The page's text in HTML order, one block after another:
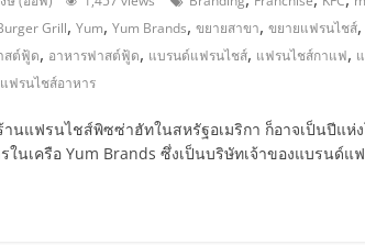
Grill, Yum, Yum Brands, ขยายสาขา, ขยายแฟรนไชส์,
สต์ฟู้ด, อาหารฟาสต์ฟู้ด, แบรนด์แฟรนไชส์, แฟรนไชส์กาแฟ,
แฟรนไชส์อาหาร
นแฟรนไชส์พิซซ่าฮัทในสหรัฐอเมริกา ก็อาจเป็นปีแห่
นเครือ Yum Brands ซึ่งเป็นบริษัทเจ้าของแบรนด์แ